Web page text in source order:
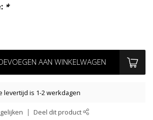
*
AAN WINKELWAGEN
levertijd is 1-2 werkdagen
Deel dit product